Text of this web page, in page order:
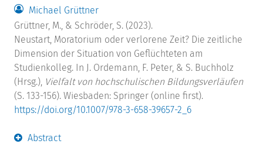
Michael Grüttner
Grüttner, M., & Schröder, S. (2023).
Neustart, Moratorium oder verlorene Zeit? Die zeitliche
Dimension der Situation von Geflüchteten am
Studienkolleg. In J. Ordemann, F. Peter, & S. Buchholz
(Hrsg.), Vielfalt von hochschulischen Bildungsverläufen
(S. 133-156). Wiesbaden: Springer (online first).
https://doi.org/10.1007/978-3-658-39657-2_6
Abstract